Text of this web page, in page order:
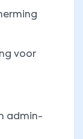
voor
admin-